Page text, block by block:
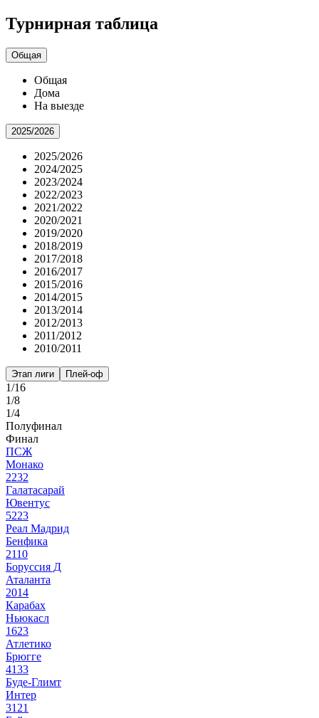
Турнирная таблица
Общая
Общая
Дома
На выезде
2025/2026
2025/2026
2024/2025
2023/2024
2022/2023
2021/2022
2020/2021
2019/2020
2018/2019
2017/2018
2016/2017
2015/2016
2014/2015
2013/2014
2012/2013
2011/2012
2010/2011
Этап лиги Плей-оф
1/16
1/8
1/4
Полуфинал
Финал
ПСЖ
Монако
2232
Галатасарай
Ювентус
5223
Реал Мадрид
Бенфика
2110
Боруссия Д
Аталанта
2014
Карабах
Ньюкасл
1623
Атлетико
Брюгге
4133
Буде-Глимт
Интер
31 21